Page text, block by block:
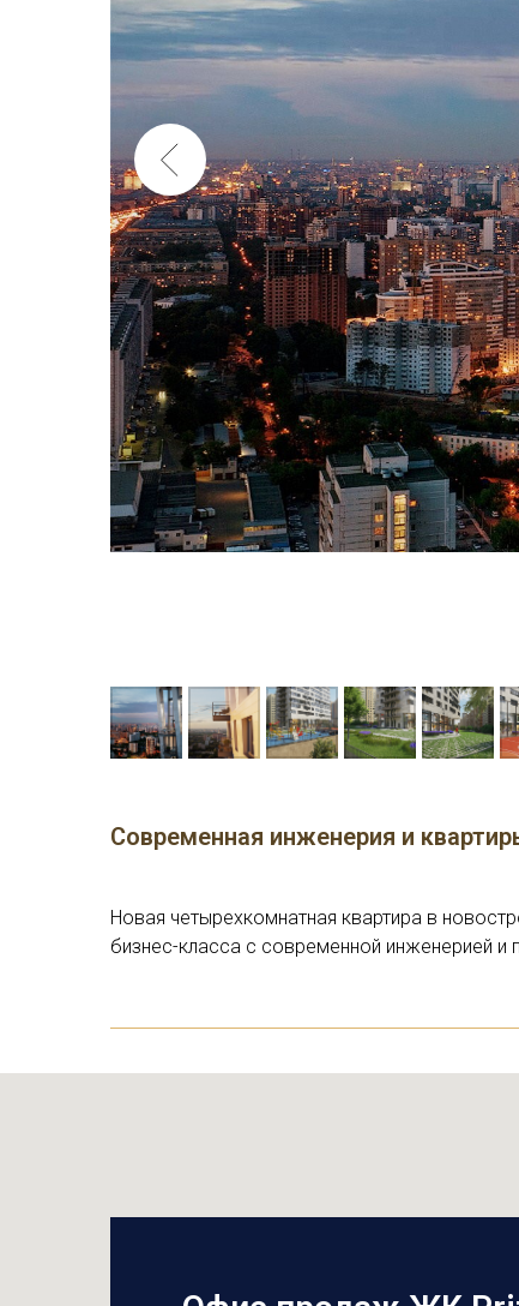
Современная инженерия и
Новая четырехкомнатная квартира в
бизнес-класса с современной инженерией